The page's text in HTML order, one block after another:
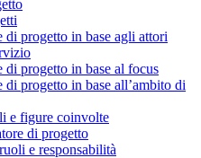
di progetto in base agli attori
progetto in base al focus
progetto in base all’ambito di
e figure coinvolte
di progetto
e responsabilità